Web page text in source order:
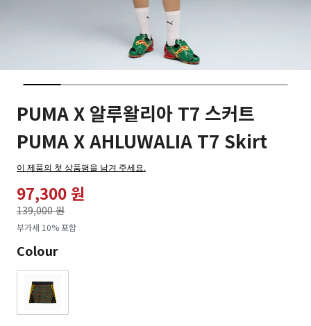
PUMA X 알루왈리아 T7 스커트
PUMA X AHLUWALIA T7 Skirt
이 제품의 첫 상품평을 남겨 주세요.
97,300 원
139,000 원
로
부가세 10% 포함
Colour